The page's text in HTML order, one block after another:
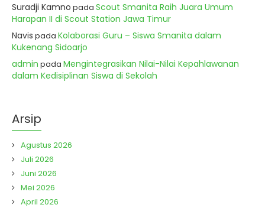
Suradji Kamno pada Scout Smanita Raih Juara Umum
Harapan II di Scout Station Jawa Timur
Navis pada Kolaborasi Guru – Siswa Smanita dalam
Kukenang Sidoarjo
admin pada Mengintegrasikan Nilai-Nilai Kepahlawanan
dalam Kedisiplinan Siswa di Sekolah
Arsip
Agustus 2026
Juli 2026
Juni 2026
Mei 2026
April 2026